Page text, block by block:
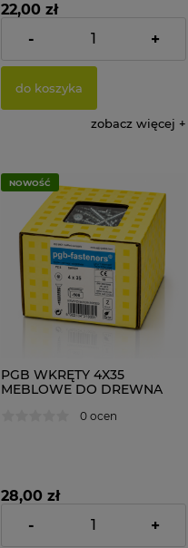
22,00 zł
Cena netto: 17,89 zł
- +
do koszyka
zobacz więcej
PGB WKRĘTY 4X35
MEBLOWE DO DREWNA
0 ocen
28,00 zł
Cena netto: 22,76 zł
- +
NOWOŚĆ